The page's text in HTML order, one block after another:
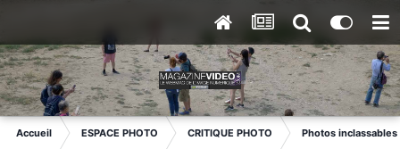
Accueil ESPACE PHOTO CRITIQUE PHOTO Photos inclassables